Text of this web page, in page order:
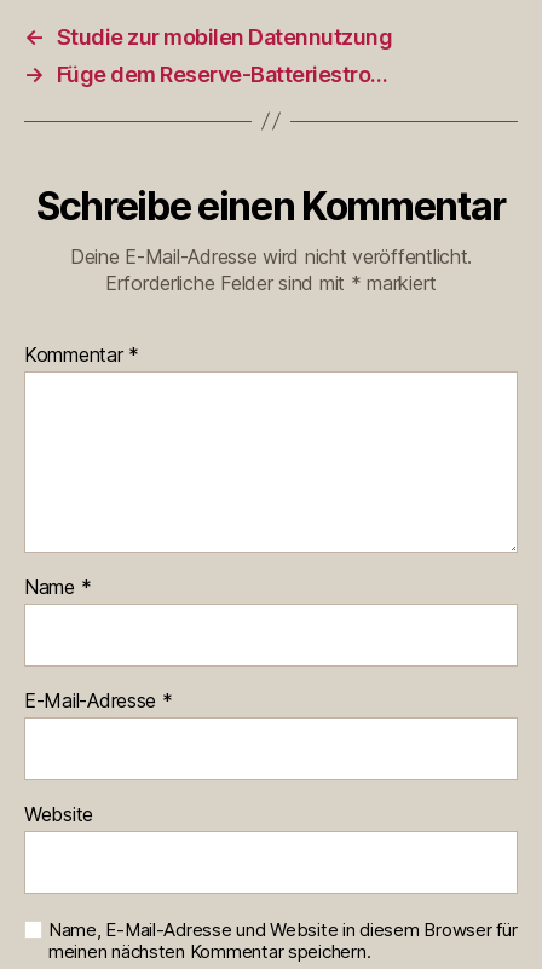
← Studie zur mobilen Datennutzung
→
Füge dem Reserve-Batteriestro…
Schreibe einen Kommentar
Deine E-Mail-Adresse wird nicht veröffentlicht.
Erforderliche Felder sind mit * markiert
Kommentar *
Name *
E-Mail-Adresse *
Website
Name, E-Mail-Adresse und Website in diesem Browser für
meinen nächsten Kommentar speichern.